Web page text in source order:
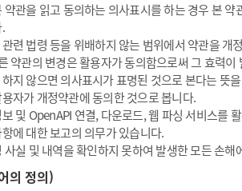
약관을 읽고 동의하는 의사표시를 하는 경우 본
련 법령 등을 위배하지 않는 범위에서 약관을 개
약관의 변경은 활용자가 동의함으로써 그 효력
지 않으면 의사표시가 표명된 것으로 본다는 뜻
자가 개정약관에 동의한 것으로 봅니다.
및 OpenAPI 연결, 다운로드, 웹 파싱 서비스를
에 대한 보고의 의무가 있습니다.
사실 및 내역을 확인하지 못하여 발생한 모든 손
의 정의)